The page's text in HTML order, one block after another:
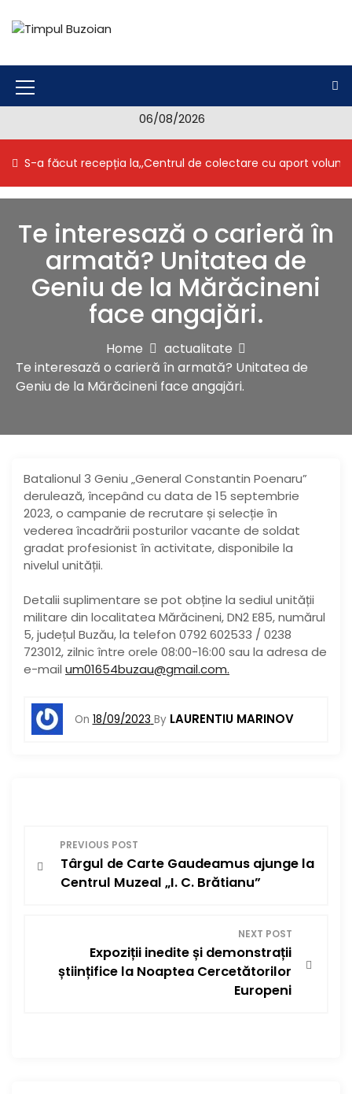
c
n
M
n
I
c
06/08/2026
S-a făcut recepția la,,Centrul de colectare cu aport
Te interesază o carieră în
armată? Unitatea de
Geniu de la Mărăcineni
face angajări.
Home
actualitate
Te interesază o carieră în armată? Unitatea de
Geniu de la Mărăcineni face angajări.
Batalionul 3 Geniu „General Constantin Poenaru”
derulează, începând cu data de 15 septembrie
2023, o campanie de recrutare și selecție în
vederea încadrării posturilor vacante de soldat
gradat profesionist în activitate, disponibile la
nivelul unității.
Detalii suplimentare se pot obține la sediul unității
militare din localitatea Mărăcineni, DN2 E85, numărul
5, județul Buzău, la telefon 0792 602533 / 0238
723012, zilnic între orele 08:00-16:00 sau la adresa de
e-mail um01654buzau@gmail.com.
On 18/09/2023 By LAURENTIU MARINOV
a
PREVIOUS POST
Târgul de Carte Gaudeamus ajunge la
Centrul Muzeal „I. C. Brătianu”
NEXT POST
Expoziții inedite și demonstrații
științifice la Noaptea Cercetătorilor
Europeni